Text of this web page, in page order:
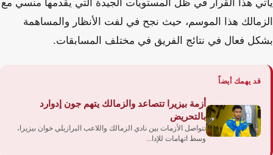
يأتي هذا القرار في ظل المستويات الجيدة التي يقدمها منسي مع
الزمالك هذا الموسم، حيث نجح في لفت الأنظار والمساهمة
بشكل فعال في نتائج الفريق في مختلف المسابقات.
قد يهمك أيضاً
أزمة بيزيرا تتصاعد والزمالك يتهم جون إدوارد
بالتحريض
تتواصل الأزمات بين نادي الزمالك واللاعب البرازيلي خوان بيزيرا،
وسط اتهامات للإدا...